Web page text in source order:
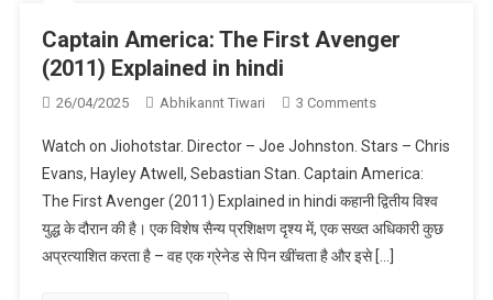
Captain America: The First Avenger
(2011) Explained in hindi
26/04/2025 Abhikannt Tiwari 3 CommentsOn
America:
The
First
Avenger
(2011)
Watch on Jiohotstar. Director – Joe Johnston. Stars – Chris
Evans, Hayley Atwell, Sebastian Stan. Captain America:
The First Avenger (2011) Explained in hindi कहानी द्वितीय विश्व
युद्ध के दौरान की है। एक विशेष सैन्य प्रशिक्षण दृश्य में, एक सख्त अधिकारी कुछ
अप्रत्याशित करता है – वह एक ग्रेनेड से पिन खींचता है और इसे […]